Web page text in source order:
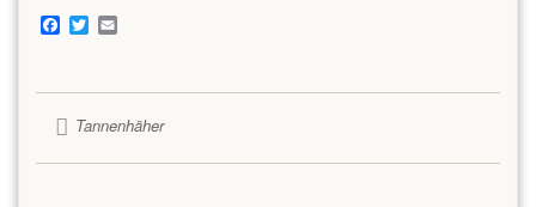
Facebook
TwitterEmail
Tannenhäher